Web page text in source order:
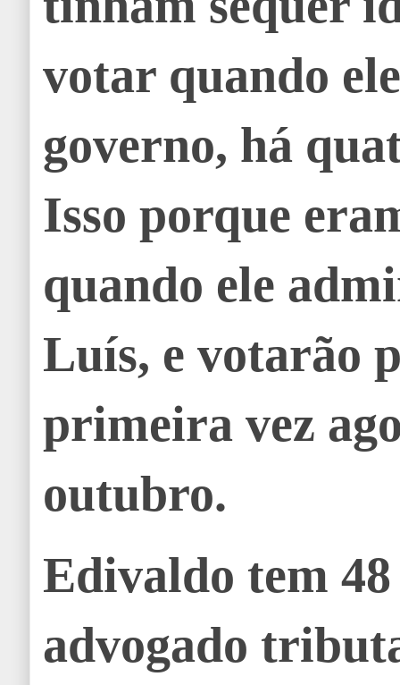
votar quando
governo, há
Isso porque
quando ele
Luís, e votarão
primeira vez
outubro.
Edivaldo tem 48
advogado